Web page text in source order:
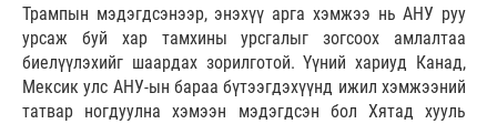
Трампын мэдэгдсэнээр, энэхүү арга хэмжээ нь АНУ руу
урсаж буй хар тамхины урсгалыг зогсоох амлалтаа
биелүүлэхийг шаардах зорилготой. Үүний хариуд Канад,
Мексик улс АНУ-ын бараа бүтээгдэхүүнд ижил хэмжээний
татвар ногдуулна хэмээн мэдэгдсэн бол Хятад хууль